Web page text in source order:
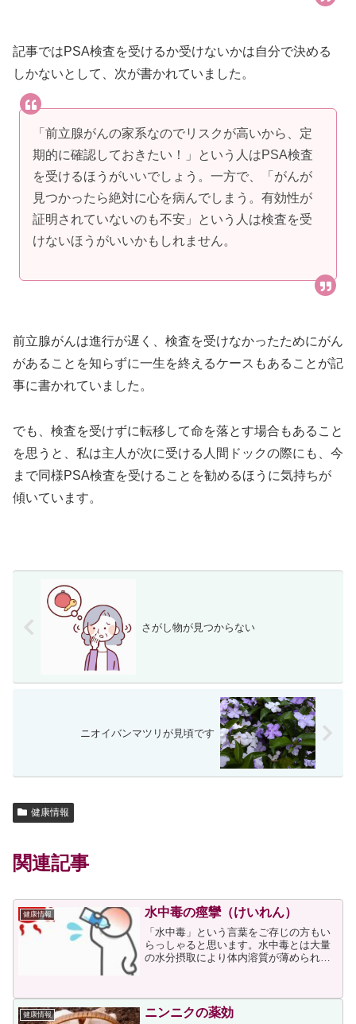
記事ではPSA検査を受けるか受けないかは自分で決める
しかないとして、次が書かれていました。
「前立腺がんの家系なのでリスクが高いから、定
期的に確認しておきたい！」という人はPSA検査
を受けるほうがいいでしょう。一方で、「がんが
見つかったら絶対に心を病んでしまう。有効性が
証明されていないのも不安」という人は検査を受
けないほうがいいかもしれません。
前立腺がんは進行が遅く、検査を受けなかったためにがん
があることを知らずに一生を終えるケースもあることが記
事に書かれていました。
でも、検査を受けずに転移して命を落とす場合もあること
を思うと、私は主人が次に受ける人間ドックの際にも、今
まで同様PSA検査を受けることを勧めるほうに気持ちが
傾いています。
さがし物が見つからない
ニオイバンマツリが見頃です
健康情報
関連記事
健康情報 水中毒の痙攣（けいれん）
「水中毒」という言葉をご存じの方もい
らっしゃると思います。水中毒とは大量
の水分摂取により体内溶質が薄められて
取した結果、血中のナトリウム濃度が急
速に低下した際などに生じ...
健康情報 ニンニクの薬効